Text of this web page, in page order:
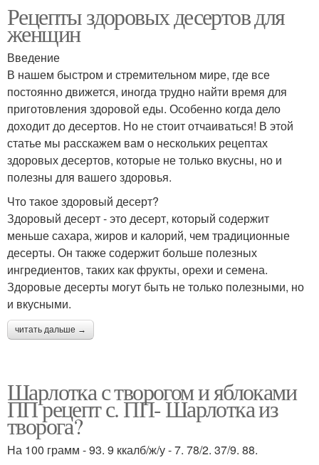
Рецепты здоровых десертов для
женщин
Введение
В нашем быстром и стремительном мире, где все
постоянно движется, иногда трудно найти время для
приготовления здоровой еды. Особенно когда дело
доходит до десертов. Но не стоит отчаиваться! В этой
статье мы расскажем вам о нескольких рецептах
здоровых десертов, которые не только вкусны, но и
полезны для вашего здоровья.
Что такое здоровый десерт?
Здоровый десерт - это десерт, который содержит
меньше сахара, жиров и калорий, чем традиционные
десерты. Он также содержит больше полезных
ингредиентов, таких как фрукты, орехи и семена.
Здоровые десерты могут быть не только полезными, но
и вкусными.
читать дальше →
Шарлотка с творогом и яблоками
ПП рецепт с. ПП- Шарлотка из
творога?
На 100 грамм - 93. 9 ккалб/ж/у - 7. 78/2. 37/9. 88.